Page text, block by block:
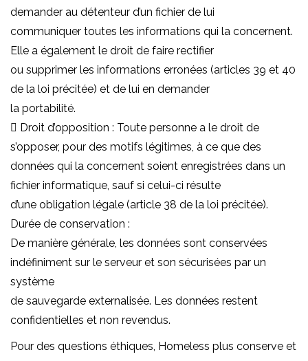
demander au détenteur d’un fichier de lui
communiquer toutes les informations qui la concernent.
Elle a également le droit de faire rectifier
ou supprimer les informations erronées (articles 39 et 40
de la loi précitée) et de lui en demander
la portabilité.
 Droit d’opposition : Toute personne a le droit de
s’opposer, pour des motifs légitimes, à ce que des
données qui la concernent soient enregistrées dans un
fichier informatique, sauf si celui-ci résulte
d’une obligation légale (article 38 de la loi précitée).
Durée de conservation :
De manière générale, les données sont conservées
indéfiniment sur le serveur et son sécurisées par un
système
de sauvegarde externalisée. Les données restent
confidentielles et non revendus.
Pour des questions éthiques, Homeless plus conserve et